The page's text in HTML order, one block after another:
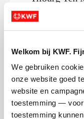
Welkom bij KWF.
We gebruiken
onze website goed
website en
toestemming — voor
toestemming
Gymrace.
volgende
de
Met deze
finish halen,
ophalen
groot of
kanker en